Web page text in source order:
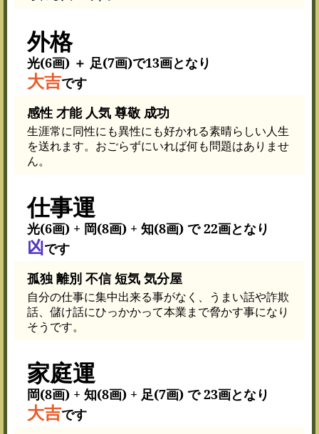
外格
光(6画) ＋ 足(7画)で13画となり
大吉です
感性 才能 人気 尊敬 成功
生涯常に同性にも異性にも好かれる素晴らしい人生
を送れます。おごらずにいれば何も問題はありませ
ん。
仕事運
光(6画) + 岡(8画) + 知(8画) で 22画となり
凶です
孤独 離別 不信 短気 気分屋
自分の仕事に集中出来る事がなく、うまい話や詐欺
話、儲け話にひっかかって本業まで脅かす事になり
そうです。
家庭運
岡(8画) + 知(8画) + 足(7画) で 23画となり
大吉です